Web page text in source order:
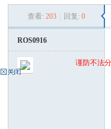
›
查看: 203 回复: 0
ROS0916
谨防不法分子